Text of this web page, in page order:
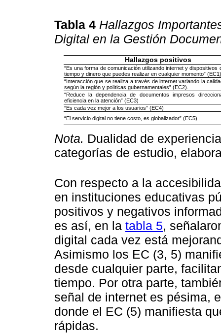
Tabla 4 Hallazgos
Digital en la Gestión
Hallazgos positivos
“Es una forma de comunicación utilizando internet y dispositivos
tiempo y dinero que puedes realizar en cualquier momento”
“Interacción que se realiza a través de internet variando la
según la región y políticas gubernamentales” (EC2).
“Reduce la dependencia de documentos impresos
eficiencia en la atención” (EC3)
“Es cada vez mejor a los usuarios” (EC4)
“El servicio digital no tiene costo, es globalizador” (EC5)
Nota. Dualidad de
categorías de estudio,
Con respecto a la
en instituciones educativas
positivos y negativos
es así, en la tabla 5,
digital cada vez está
Asimismo los EC (3, 5)
desde cualquier parte,
tiempo. Por otra parte,
señal de internet es pésima,
donde el EC (5) manifiesta
rápidas.